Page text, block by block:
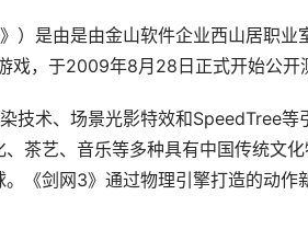
）是由是由金山软件企业西山居职
戏，于2009年8月28日正式开始公开
技术、场景光影特效和SpeedTree
茶艺、音乐等多种具有中国传统文
《剑网3》通过物理引擎打造的动